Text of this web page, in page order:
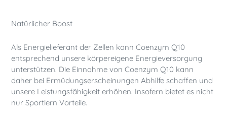
Natürlicher Boost
Als Energielieferant der Zellen kann Coenzym Q10
entsprechend unsere körpereigene Energieversorgung
unterstützen. Die Einnahme von Coenzym Q10 kann
daher bei Ermüdungserscheinungen Abhilfe schaffen und
unsere Leistungsfähigkeit erhöhen. Insofern bietet es nicht
nur Sportlern Vorteile.